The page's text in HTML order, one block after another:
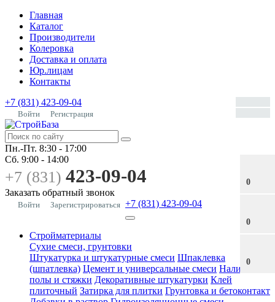
Главная
Каталог
Производители
Колеровка
Доставка и оплата
Юр.лицам
Контакты
0
0
0
+7 (831) 423-09-04
Войти Регистрация
Пн.-Пт. 8:30 - 17:00
Сб. 9:00 - 14:00
+7 (831) 423-09-04
Заказать обратный звонок
Войти Зарегистрироваться +7 (831) 423-09-04
Стройматериалы
Сухие смеси, грунтовки
Штукатурка и штукатурные смеси Шпаклевка
(шпатлевка) Цемент и универсальные смеси Наливные
полы и стяжки Декоративные штукатурки Клей
плиточный Затирка для плитки Грунтовка и бетоконтакт